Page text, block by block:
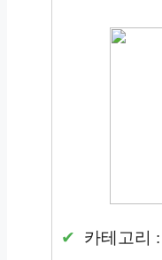
카테고리